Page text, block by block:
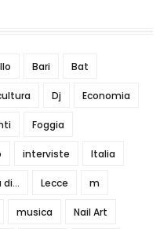
Bari Bat
Dj Economia
Foggia
interviste Italia
Lecce m
musica Nail Art